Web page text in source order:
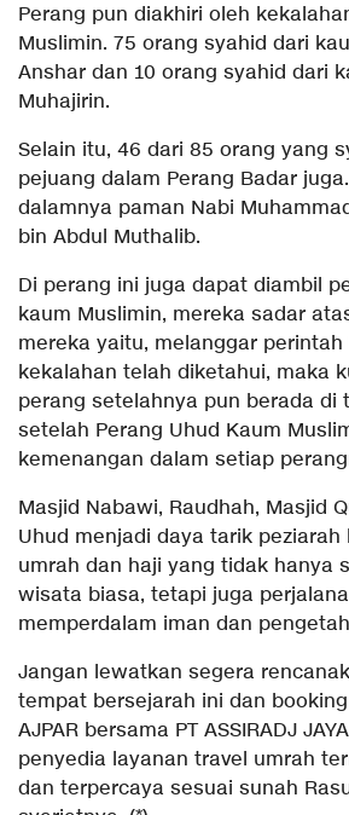
Perang pun diakhiri oleh
Muslimin. 75 orang syahid dari
Anshar dan 10 orang syahid dari
Muhajirin.
Selain itu, 46 dari 85 orang yang
pejuang dalam Perang Badar
dalamnya paman Nabi
bin Abdul Muthalib.
Di perang ini juga dapat diambil
kaum Muslimin, mereka sadar
mereka yaitu, melanggar perintah
kekalahan telah diketahui, maka
perang setelahnya pun berada di
setelah Perang Uhud Kaum
kemenangan dalam setiap
Masjid Nabawi, Raudhah, Masjid
Uhud menjadi daya tarik
umrah dan haji yang tidak hanya
wisata biasa, tetapi juga
memperdalam iman dan
Jangan lewatkan segera
tempat bersejarah ini dan
AJPAR bersama PT ASSIRADJ
penyedia layanan travel umrah
dan terpercaya sesuai sunah